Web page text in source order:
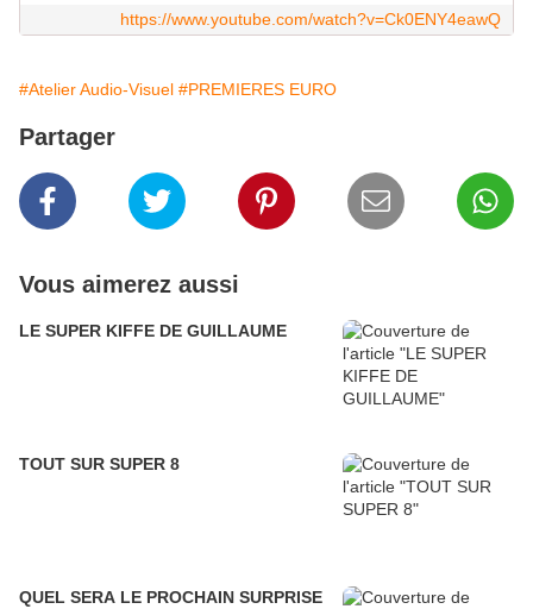
https://www.youtube.com/watch?v=Ck0ENY4eawQ
#Atelier Audio-Visuel #PREMIERES EURO
Partager
Vous aimerez aussi
LE SUPER KIFFE DE GUILLAUME
TOUT SUR SUPER 8
QUEL SERA LE PROCHAIN SURPRISE